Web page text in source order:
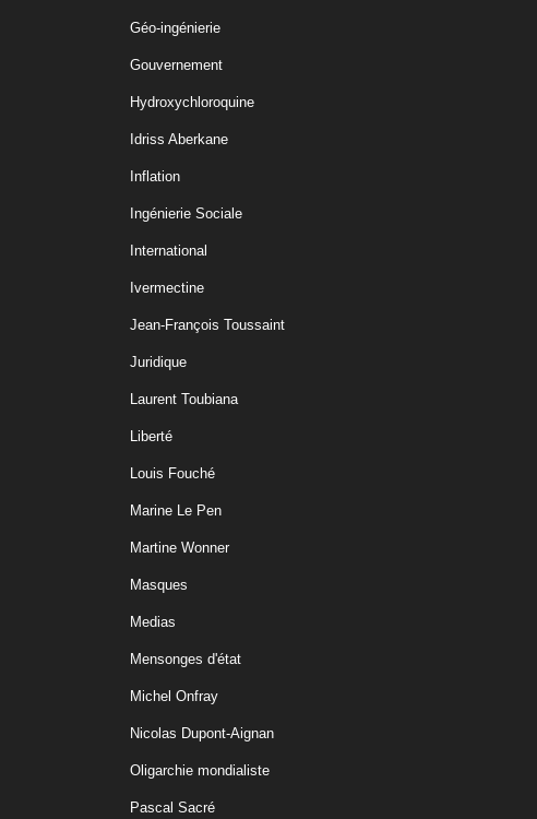
Géo-ingénierie
Gouvernement
Hydroxychloroquine
Idriss Aberkane
Inflation
Ingénierie Sociale
International
Ivermectine
Jean-François Toussaint
Juridique
Laurent Toubiana
Liberté
Louis Fouché
Marine Le Pen
Martine Wonner
Masques
Medias
Mensonges d'état
Michel Onfray
Nicolas Dupont-Aignan
Oligarchie mondialiste
Pascal Sacré